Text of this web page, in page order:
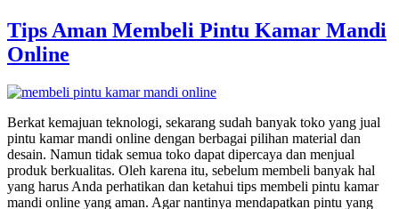
Tips Aman Membeli Pintu Kamar Mandi
Online
Berkat kemajuan teknologi, sekarang sudah banyak toko yang jual
pintu kamar mandi online dengan berbagai pilihan material dan
desain. Namun tidak semua toko dapat dipercaya dan menjual
produk berkualitas. Oleh karena itu, sebelum membeli banyak hal
yang harus Anda perhatikan dan ketahui tips membeli pintu kamar
mandi online yang aman. Agar nantinya mendapatkan pintu yang